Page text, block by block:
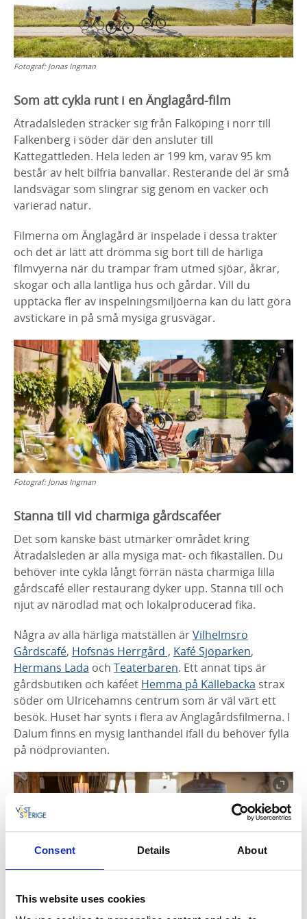
Consent Details About
This website uses cookies
Fotograf: Jonas Ingman
Som att cykla runt i en Änglagård-film
Ätradalsleden sträcker sig från Falköping i norr till
Falkenberg i söder där den ansluter till
Kattegattleden. Hela leden är 199 km, varav 95 km
består av helt bilfria banvallar. Resterande del är små
landsvägar som slingrar sig genom en vacker och
varierad natur.
Filmerna om Änglagård är inspelade i dessa trakter
och det är lätt att drömma sig bort till de härliga
filmvyerna när du trampar fram utmed sjöar, åkrar,
skogar och alla lantliga hus och gårdar. Vill du
upptäcka fler av inspelningsmiljöerna kan du lätt göra
avstickare in på små mysiga grusvägar.
Fotograf: Jonas Ingman
Stanna till vid charmiga gårdscaféer
Det som kanske bäst utmärker området kring
Ätradalsleden är alla mysiga mat- och fikaställen. Du
behöver inte cykla långt förrän nästa charmiga lilla
gårdscafé eller restaurang dyker upp. Stanna till och
njut av närodlad mat och lokalproducerad fika.
Några av alla härliga matställen ärVilhelmsro
Gårdscafé, Hofsnäs Herrgård , Kafé Sjöparken,
Hermans Lada och Teaterbaren. Ett annat tips är
gårdsbutiken och kaféet Hemma på Källebacka strax
söder om Ulricehamns centrum som är väl värt ett
besök. Huset har synts i flera av Änglagårdsfilmerna. I
Dalum finns en mysig lanthandel ifall du behöver fylla
på nödprovianten.